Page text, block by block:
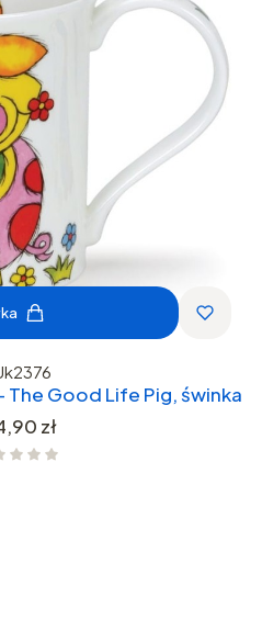
The Good Life Pig, świnka
zł